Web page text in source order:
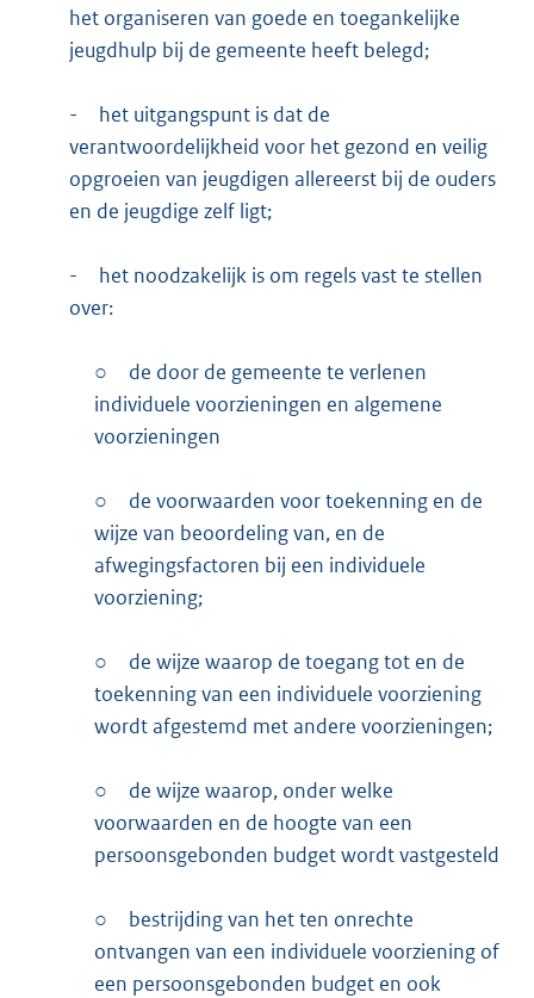
het organiseren van goede en toegankelijke
jeugdhulp bij de gemeente heeft belegd;
-
het uitgangspunt is dat de
verantwoordelijkheid voor het gezond en veilig
opgroeien van jeugdigen allereerst bij de ouders
en de jeugdige zelf ligt;
-
het noodzakelijk is om regels vast te stellen
over:
○
de door de gemeente te verlenen
individuele voorzieningen en algemene
voorzieningen
○
de voorwaarden voor toekenning en de
wijze van beoordeling van, en de
afwegingsfactoren bij een individuele
voorziening;
○
de wijze waarop de toegang tot en de
toekenning van een individuele voorziening
wordt afgestemd met andere voorzieningen;
○
de wijze waarop, onder welke
voorwaarden en de hoogte van een
persoonsgebonden budget wordt vastgesteld
○
bestrijding van het ten onrechte
ontvangen van een individuele voorziening of
een persoonsgebonden budget en ook